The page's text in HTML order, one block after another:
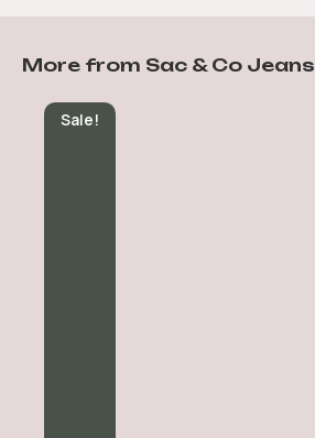
More from Sac & Co Jeans
Sale!